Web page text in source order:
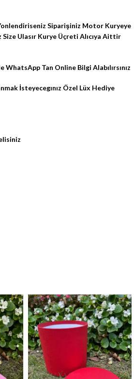
Siparişiniz Motor Kuryeye
Ulasır Kurye Üçreti Alıcıya Aittir
Tan Online Bilgi Alabılırsınız
İsteyecegınız Özel Lüx Hediye